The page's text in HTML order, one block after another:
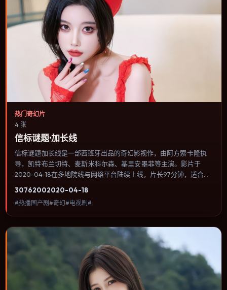
热门奇幻片
4 张
信标谜题·加长线
信标谜题·加长线是一部西班牙出品的奇幻影视作，由阿方索·卡隆执
导，凯特·布兰切特、麦斯·米科尔森、基里安·墨菲等主演。影片于
2020-04-18在多地院线与网络平台陆续上线，片长97分钟，适合喜
焦人物选择与情节推进，节奏与视听语言统一，可作为休闲观影或类
型片补片的选择。
30762002020-04-18
#热播国产剧#奇幻#电视剧#